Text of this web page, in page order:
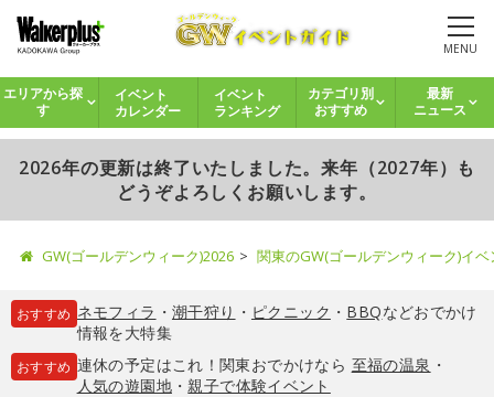
MENU
エリアから探
す
イベント
カレンダー
イベント
ランキング
カテゴリ別
おすすめ
最新
ニュース
2026年の更新は終了いたしました。来年（2027年）も
どうぞよろしくお願いします。
GW(ゴールデンウィーク)2026 関東のGW(ゴールデンウィーク)イ
おすすめ ネモフィラ ・ 潮干狩り ・ ピクニック ・ BBQなどおでかけ
情報を大特集
おすすめ 連休の予定はこれ！関東おでかけなら 至福の温泉 ・
人気の遊園地・親子で体験イベント